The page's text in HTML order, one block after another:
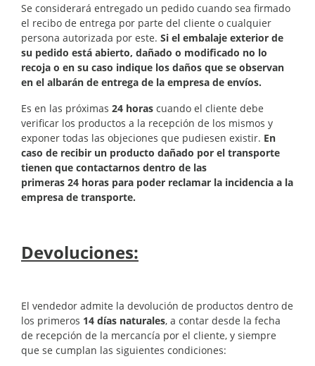
Se considerará entregado un pedido cuando sea firmado
el recibo de entrega por parte del cliente o cualquier
persona autorizada por este. Si el embalaje exterior de
su pedido está abierto, dañado o modificado no lo
recoja o en su caso indique los daños que se observan
en el albarán de entrega de la empresa de envíos.
Es en las próximas 24 horas cuando el cliente debe
verificar los productos a la recepción de los mismos y
exponer todas las objeciones que pudiesen existir. En
caso de recibir un producto dañado por el transporte
tienen que contactarnos dentro de las
primeras 24 horas para poder reclamar la incidencia a la
empresa de transporte.
Devoluciones:
El vendedor admite la devolución de productos dentro de
los primeros 14 días naturales, a contar desde la fecha
de recepción de la mercancía por el cliente, y siempre
que se cumplan las siguientes condiciones: